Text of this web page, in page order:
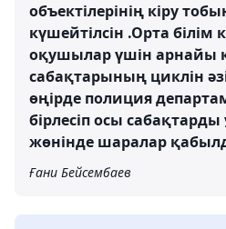
объектілерінің кіру
күшейтілсін .Орта білім
оқушылар үшін арнайы
сабақтарының циклін
өңірде полиция
бірлесіп осы
жөнінде шаралар
Ғани Бейсембаев